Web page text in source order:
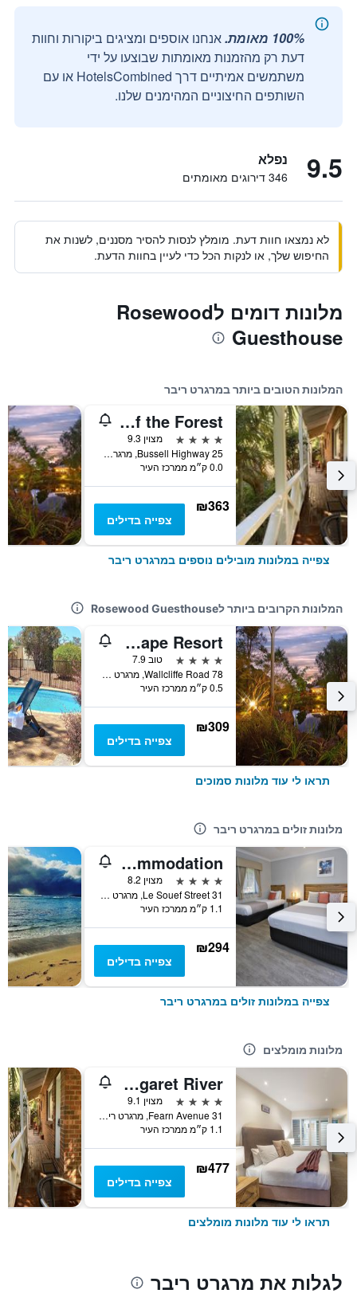
100% מאומת.
אנחנו אוספים ומציגים ביקורות וחוות
דעת רק מהזמנות מאומתות שבוצעו על ידי
משתמשים אמיתיים דרך HotelsCombined או עם
השותפים החיצוניים המהימנים שלנו.
9.5 נפלא
346 דירוגים מאומתים
לא נמצאו חוות דעת. מומלץ לנסות להסיר מסננים, לשנות את
החיפוש שלך, או לנקות הכל כדי לעיין בחוות הדעת.
מלונות דומים לRosewood
Guesthouse
המלונות הטובים ביותר במרגרט ריבר
Edge of the Forest
4 כוכבים
מצוין 9.3
25 Bussell Highway, מרגרט ריבר, WA, אוסטרליה
0.0 ק״מ ממרכז העיר
₪363
צפייה בדילים
צפייה במלונות מובילים נוספים במרגרט ריבר
המלונות הקרובים ביותר לRosewood Guesthouse
Grande Escape Resort
4 כוכבים
טוב 7.9
78 Wallcliffe Road, מרגרט ריבר, WA, אוסטרליה
0.5 ק״מ ממרכז העיר
₪309
צפייה בדילים
תראו לי עוד מלונות סמוכים
מלונות זולים במרגרט ריבר
Vintages Accommodation
4 כוכבים
מצוין 8.2
31 Le Souef Street, מרגרט ריבר, WA, אוסטרליה
1.1 ק״מ ממרכז העיר
₪294
צפייה בדילים
צפייה במלונות זולים במרגרט ריבר
מלונות מומלצים
Prideau's of Margaret River
4 כוכבים
מצוין 9.1
31 Fearn Avenue, מרגרט ריבר, WA, אוסטרליה
1.1 ק״מ ממרכז העיר
₪477
צפייה בדילים
תראו לי עוד מלונות מומלצים
לגלות את מרגרט ריבר